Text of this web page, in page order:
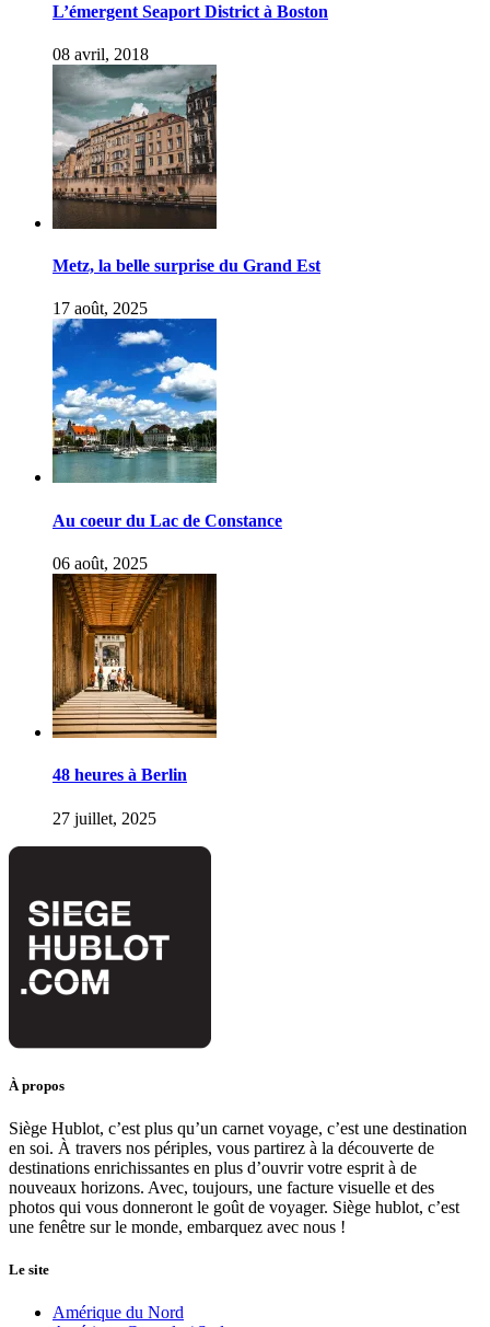
L’émergent Seaport District à Boston
08 avril, 2018
Metz, la belle surprise du Grand Est
17 août, 2025
Au coeur du Lac de Constance
06 août, 2025
48 heures à Berlin
27 juillet, 2025
À propos
Siège Hublot, c’est plus qu’un carnet voyage, c’est une destination
en soi. À travers nos périples, vous partirez à la découverte de
destinations enrichissantes en plus d’ouvrir votre esprit à de
nouveaux horizons. Avec, toujours, une facture visuelle et des
photos qui vous donneront le goût de voyager. Siège hublot, c’est
une fenêtre sur le monde, embarquez avec nous !
Le site
Amérique du Nord